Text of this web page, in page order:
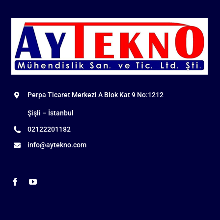
Perpa Ticaret Merkezi A Blok Kat 9 No:1212
Şişli – İstanbul
02122201182
info@aytekno.com